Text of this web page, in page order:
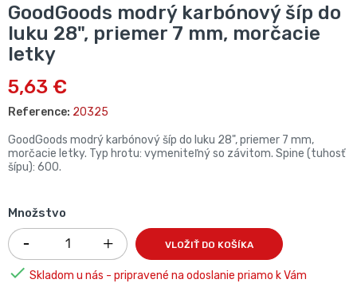
GoodGoods modrý karbónový šíp do
luku 28", priemer 7 mm, morčacie
letky
5,63 €
Reference: 20325
GoodGoods modrý karbónový šíp do luku 28", priemer 7 mm,
morčacie letky. Typ hrotu: vymeniteľný so závitom. Spine (tuhosť
šípu): 600.
Množstvo
VLOŽIŤ DO KOŠÍKA
 Skladom u nás - pripravené na odoslanie priamo k Vám